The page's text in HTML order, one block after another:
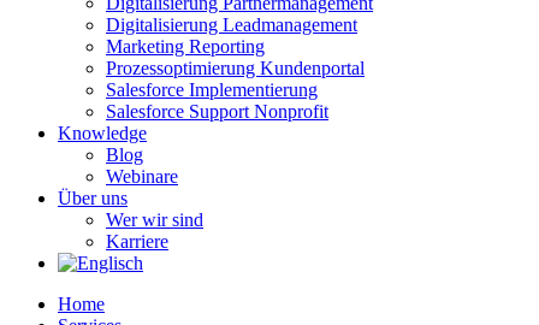
Digitalisierung Leadmanagement
Marketing Reporting
Prozessoptimierung Kundenportal
Salesforce Implementierung
Salesforce Support Nonprofit
Knowledge
Blog
Webinare
Über uns
Wer wir sind
Karriere
Home